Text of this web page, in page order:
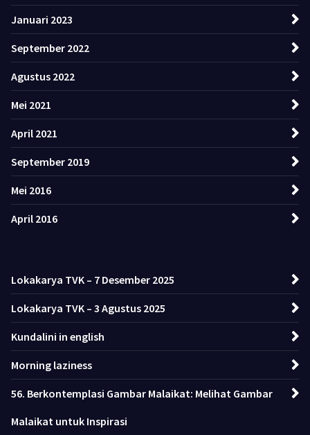
Januari 2023
September 2022
Agustus 2022
Mei 2021
April 2021
September 2019
Mei 2016
April 2016
Lokakarya TVK – 7 Desember 2025
Lokakarya TVK – 3 Agustus 2025
Kundalini in english
Morning laziness
56. Berkontemplasi Gambar Malaikat: Melihat Gambar
Malaikat untuk Inspirasi